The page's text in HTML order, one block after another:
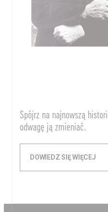
Spójrz na najnowszą
odwagę ją zmieniać.
DOWIEDZ SIĘ WIĘCEJ